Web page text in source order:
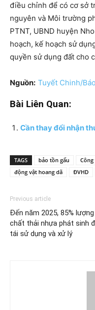
điều chỉnh để có cơ sở
nguyên và Môi trường
PTNT, UBND huyện
hoạch, kế hoạch sử
quyền sử dụng đất cho
Nguồn: Tuyết Chinh/
Bài Liên Quan:
Cần thay đổi nhận
TAGS bảo tồn gấu
động vật hoang dã
ĐVHD
Previous article
Đến năm 2025, 85% lượng
chất thải nhựa phát sinh
tái sử dụng và xử lý